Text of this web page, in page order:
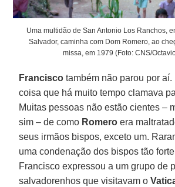
Uma multidão de San Antonio Los Ranchos,
Salvador, caminha com Dom Romero, ao
missa, em 1979 (Foto: CNS/
Francisco também não parou por aí.
coisa que há muito tempo clamava
Muitas pessoas não estão cientes –
sim – de como Romero era
seus irmãos bispos, exceto um.
uma condenação dos bispos tão
Francisco expressou a um grupo de
salvadorenhos que visitavam o